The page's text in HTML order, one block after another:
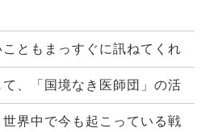
ともまっすぐに訊ねてくれ
、「国境なき医師団」の活
界中で今も起こっている戦